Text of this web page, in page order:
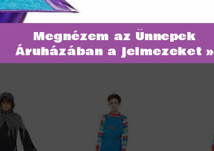
Megnézem az Ünnepek
Áruházában a jelmezeket »